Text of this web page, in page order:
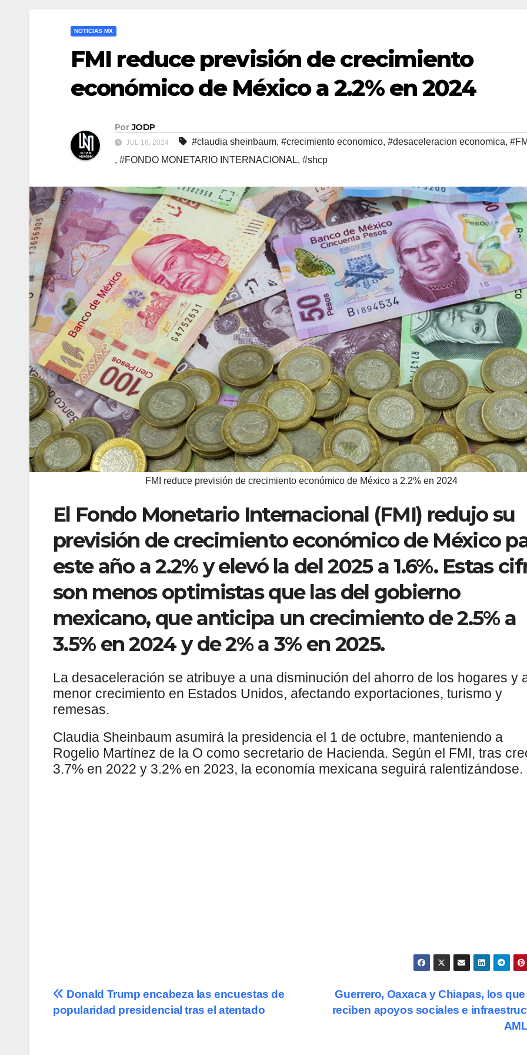
NOTICIAS MX
FMI reduce previsión de crecimiento
económico de México a 2.2% en 2024
Por JODP
JUL 16, 2024 #claudia sheinbaum, #crecimiento economico, #desaceleracion economica,
, #FONDO MONETARIO INTERNACIONAL, #shcp
FMI reduce previsión de crecimiento económico de México a 2.2% en 2024
El Fondo Monetario Internacional (FMI) redujo su
previsión de crecimiento económico de México
este año a 2.2% y elevó la del 2025 a 1.6%. Estas
son menos optimistas que las del gobierno
mexicano, que anticipa un crecimiento de 2.5% a
3.5% en 2024 y de 2% a 3% en 2025.
La desaceleración se atribuye a una disminución del ahorro de los hogares y
menor crecimiento en Estados Unidos, afectando exportaciones, turismo y
remesas.
Claudia Sheinbaum asumirá la presidencia el 1 de octubre, manteniendo a
Rogelio Martínez de la O como secretario de Hacienda. Según el FMI, tras
3.7% en 2022 y 3.2% en 2023, la economía mexicana seguirá ralentizándose.
Navegación
de
Guerrero, Oaxaca y Chiapas, los
reciben apoyos sociales e
Donald Trump encabeza las encuestas de
popularidad presidencial tras el atentado